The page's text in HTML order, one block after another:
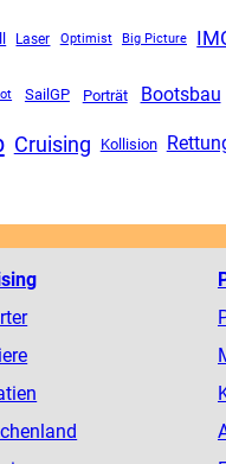
Laser Optimist Big Picture
SailGP Porträt Bootsbau
Cruising Kollision